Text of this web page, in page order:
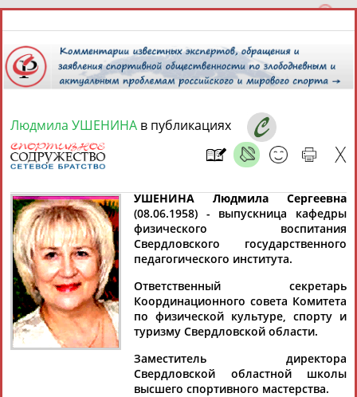
9 августа 2026 года,
СПОРТСМЕНЫ, ТРЕНЕРЫ И СПЕЦИАЛИСТЫ
Найдено: 13181персон Расширенный поиск
Аслаудин
АБАЕВ
Елена
АБАИМОВА
Мария
Юлия
Людмила УШЕНИНА в публикациях
УШЕНИНА Людмила Сергеевна
(08.06.1958) - выпускница кафедры
физического воспитания
Свердловского государственного
педагогического института.
Ответственный секретарь
Координационного совета Комитета
по физической культуре, спорту и
туризму Свердловской области.
Заместитель директора
Свердловской областной школы
высшего спортивного мастерства.